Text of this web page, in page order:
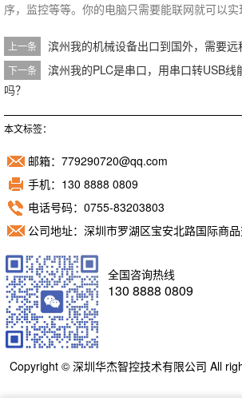
序，监控等等。你的电脑只需要能联网就可以实
上一条 滨州我的机械设备出口到国外，需要远
下一条
滨州我的PLC是串口，用串口转USB
吗？
本文标签：
邮箱：779290720@qq.com
手机：130 8888 0809
电话号码：0755-83203803
公司地址：深圳市罗湖区宝安北路国际商
全国咨询热线
130 8888 0809
Copyright © 深圳华杰智控技术有限公司 All